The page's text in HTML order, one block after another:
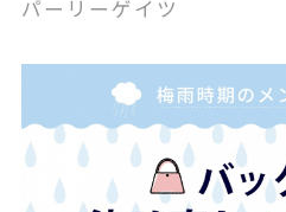
パーリーゲイツ